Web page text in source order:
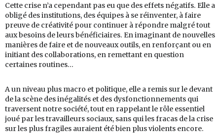
Cette crise n’a cependant pas eu que des effets négatifs. Elle a
obligé des institutions, des équipes à se réinventer, à faire
preuve de créativité pour continuer à répondre malgré tout
aux besoins de leurs bénéficiaires. En imaginant de nouvelles
manières de faire et de nouveaux outils, en renforçant ou en
initiant des collaborations, en remettant en question
certaines routines…
A un niveau plus macro et politique, elle a remis sur le devant
de la scène des inégalités et des dysfonctionnements qui
traversent notre société, tout en rappelant le rôle essentiel
joué par les travailleurs sociaux, sans qui les fracas de la crise
sur les plus fragiles auraient été bien plus violents encore.